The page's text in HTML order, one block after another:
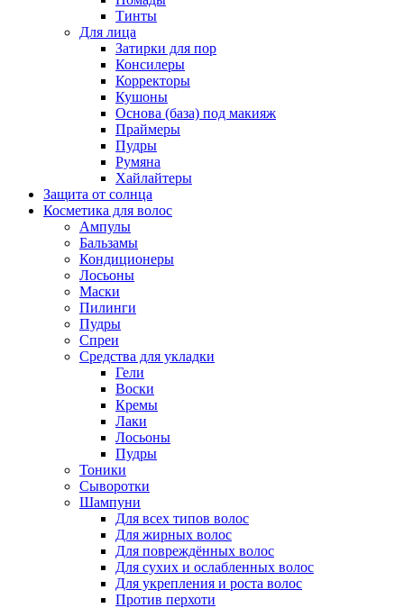
Тинты
Для лица
Затирки для пор
Консилеры
Корректоры
Кушоны
Основа (база) под макияж
Праймеры
Пудры
Румяна
Хайлайтеры
Защита от солнца
Косметика для волос
Ампулы
Бальзамы
Кондиционеры
Лосьоны
Маски
Пилинги
Пудры
Спреи
Средства для укладки
Гели
Воски
Кремы
Лаки
Лосьоны
Пудры
Тоники
Сыворотки
Шампуни
Для всех типов волос
Для жирных волос
Для повреждённых волос
Для сухих и ослабленных волос
Для укрепления и роста волос
Против перхоти